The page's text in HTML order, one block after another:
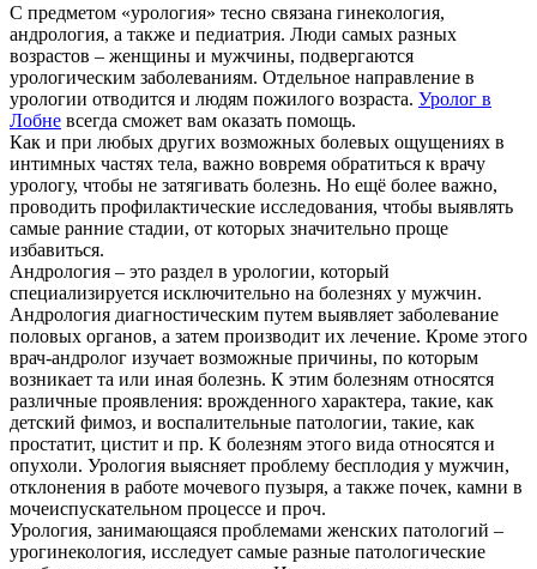
С предметом «урология» тесно связана гинекология,
андрология, а также и педиатрия. Люди самых разных
возрастов – женщины и мужчины, подвергаются
урологическим заболеваниям. Отдельное направление в
урологии отводится и людям пожилого возраста. Уролог в
Лобне всегда сможет вам оказать помощь.
Как и при любых других возможных болевых ощущениях в
интимных частях тела, важно вовремя обратиться к врачу
урологу, чтобы не затягивать болезнь. Но ещё более важно,
проводить профилактические исследования, чтобы выявлять
самые ранние стадии, от которых значительно проще
избавиться.
Андрология – это раздел в урологии, который
специализируется исключительно на болезнях у мужчин.
Андрология диагностическим путем выявляет заболевание
половых органов, а затем производит их лечение. Кроме этого
врач-андролог изучает возможные причины, по которым
возникает та или иная болезнь. К этим болезням относятся
различные проявления: врожденного характера, такие, как
детский фимоз, и воспалительные патологии, такие, как
простатит, цистит и пр. К болезням этого вида относятся и
опухоли. Урология выясняет проблему бесплодия у мужчин,
отклонения в работе мочевого пузыря, а также почек, камни в
мочеиспускательном процессе и проч.
Урология, занимающаяся проблемами женских патологий –
урогинекология, исследует самые разные патологические